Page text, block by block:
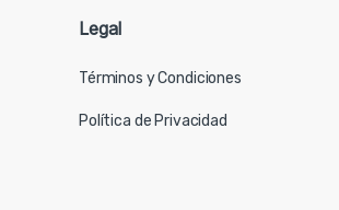
Legal
Términos y Condiciones
Política de Privacidad